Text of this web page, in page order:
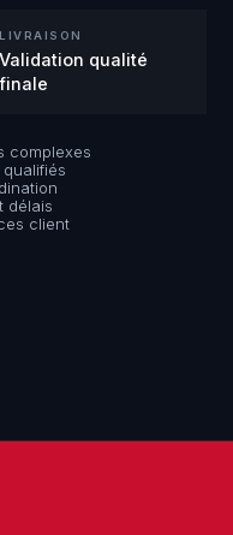
LIVRAISON
Validation qualité
finale
complexes
délais
client